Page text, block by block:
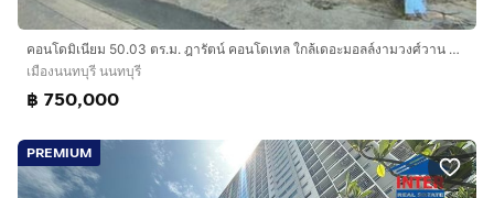
คอนโดมิเนียม 50.03 ตร.ม. ฎารัตน์ คอนโดเทล ใกล้เดอะมอลล์งามวงศ์วาน ซอยงามวงศ์วาน25 ถนนงามวงศ์วาน เมืองนนทบุรี นนทบุรี
เมืองนนทบุรี นนทบุรี
฿ 750,000
PREMIUM